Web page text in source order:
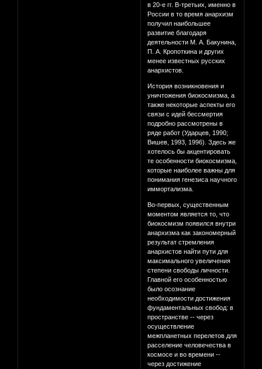
в 20-е гг. В-третьих, именно в
России в то время анархизм
получил наибольшее
развитие благодаря
деятельности М. А. Бакунина,
П. А. Кропоткина и других
менее известных русских
анархистов.
История возникновения и
уничтожения биокосмизма, а
также некоторые аспекты его
связи с идей бессмертия
подробно рассмотрены в
ряде работ (Ударцев, 1990;
Вишев, 1993, 1996). Здесь же
хотелось бы акцентировать
те особенности биокосмизма,
которые наиболее важны для
понимания генезиса научного
иммортализма.
Во-первых, существенным
моментом является то, что
биокосмизм появился внутри
анархизма как закономерный
результат стремления
анархистов найти пути для
максимального увеличения
степени свободы личности.
Главной его особенностью
было осознание
необходимости достижения
фундаментальных свобод: в
пространстве -- через
осуществление
межпланетных перелетов для
расселение человечества в
космосе и во времени --
через достижение